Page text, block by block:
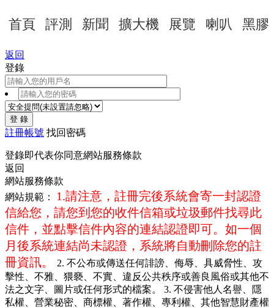
首頁 評測 新聞 擴大機 展覽 喇叭 黑膠
返回
登錄
登 錄
註冊帳號 找回密碼
登錄即代表你同意網站服務條款
返回
網站服務條款
網站規範： 1.請注意，註冊完後系統會寄一封認證
信給您，請您到您的收件信箱或垃圾郵件找尋此
信件，並點擊信件內容的連結認證即可。如一個
月後系統連結尚未認證，系統將自動刪除您的註
冊資訊。
2. 不公布或傳送任何誹謗、侮辱、具威脅性、攻
擊性、不雅、猥褻、不實、違反公共秩序或善良風俗或其他不
法之文字、圖片或任何形式的檔案。 3. 不侵害他人名譽、隱
私權、營業秘密、商標權、著作權、專利權、其他智慧財產權